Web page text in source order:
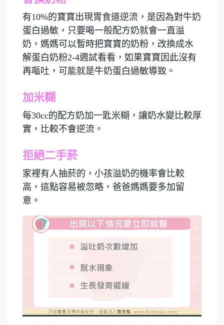
有10%的寶寶出現胃食道逆流，是因為對牛奶
蛋白過敏，只要喝一般配方奶就會一直溢
奶，媽媽可以暫時把寶寶的奶粉，改換成水
解蛋白奶粉2-4週試看看，如果寶寶因此沒有
再嘔吐，可能就是牛奶蛋白過敏導致。
加米糊
每30cc的配方奶加一匙米糊，讓奶水變比較厚
實，比較不會逆流。
拒絕二手菸
家裡有人抽菸的，小孩溢奶的機率會比較
高，這點容易被忽略，爸爸媽媽要多加留
意。